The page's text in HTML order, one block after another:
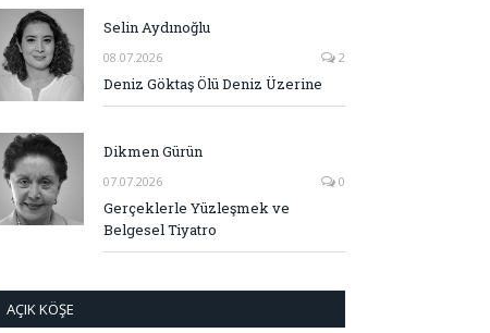
Selin Aydınoğlu
08.07.2026 2
Deniz Göktaş Ölü Deniz Üzerine
Dikmen Gürün
07.07.2026 0
Gerçeklerle Yüzleşmek ve
Belgesel Tiyatro
AÇIK KÖŞE